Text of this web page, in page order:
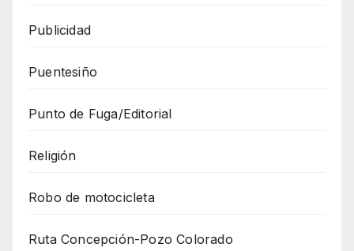
Publicidad
Puentesiño
Punto de Fuga/Editorial
Religión
Robo de motocicleta
Ruta Concepción-Pozo Colorado